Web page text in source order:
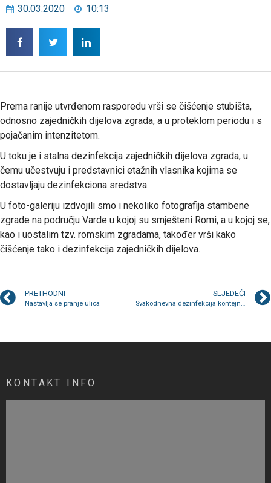
30.03.2020 10:13
Prema ranije utvrđenom rasporedu vrši se čišćenje stubišta,
odnosno zajedničkih dijelova zgrada, a u proteklom periodu i s
pojačanim intenzitetom.
U toku je i stalna dezinfekcija zajedničkih dijelova zgrada, u
čemu učestvuju i predstavnici etažnih vlasnika kojima se
dostavljaju dezinfekciona sredstva.
U foto-galeriju izdvojili smo i nekoliko fotografija stambene
zgrade na području Varde u kojoj su smješteni Romi, a u kojoj se,
kao i uostalim tzv. romskim zgradama, također vrši kako
čišćenje tako i dezinfekcija zajedničkih dijelova.
PRETHODNI
Nastavlja se pranje ulica
SLJEDEĆI
Svakodnevna dezinfekcija kontejnera i kontejnerskih lokacija
KONTAKT INFO